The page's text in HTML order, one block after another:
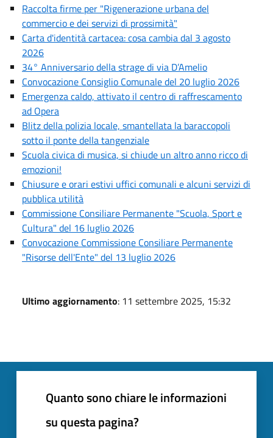
Raccolta firme per "Rigenerazione urbana del
commercio e dei servizi di prossimità"
Carta d'identità cartacea: cosa cambia dal 3 agosto
2026
34° Anniversario della strage di via D’Amelio
Convocazione Consiglio Comunale del 20 luglio 2026
Emergenza caldo, attivato il centro di raffrescamento
ad Opera
Blitz della polizia locale, smantellata la baraccopoli
sotto il ponte della tangenziale
Scuola civica di musica, si chiude un altro anno ricco di
emozioni!
Chiusure e orari estivi uffici comunali e alcuni servizi di
pubblica utilità
Commissione Consiliare Permanente "Scuola, Sport e
Cultura" del 16 luglio 2026
Convocazione Commissione Consiliare Permanente
"Risorse dell'Ente" del 13 luglio 2026
Ultimo aggiornamento: 11 settembre 2025, 15:32
Quanto sono chiare le informazioni
su questa pagina?